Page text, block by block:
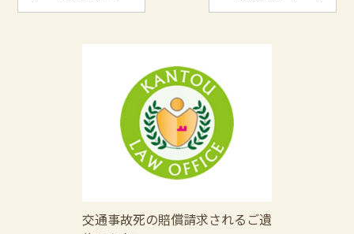
交通事故死の賠償請求されるご遺